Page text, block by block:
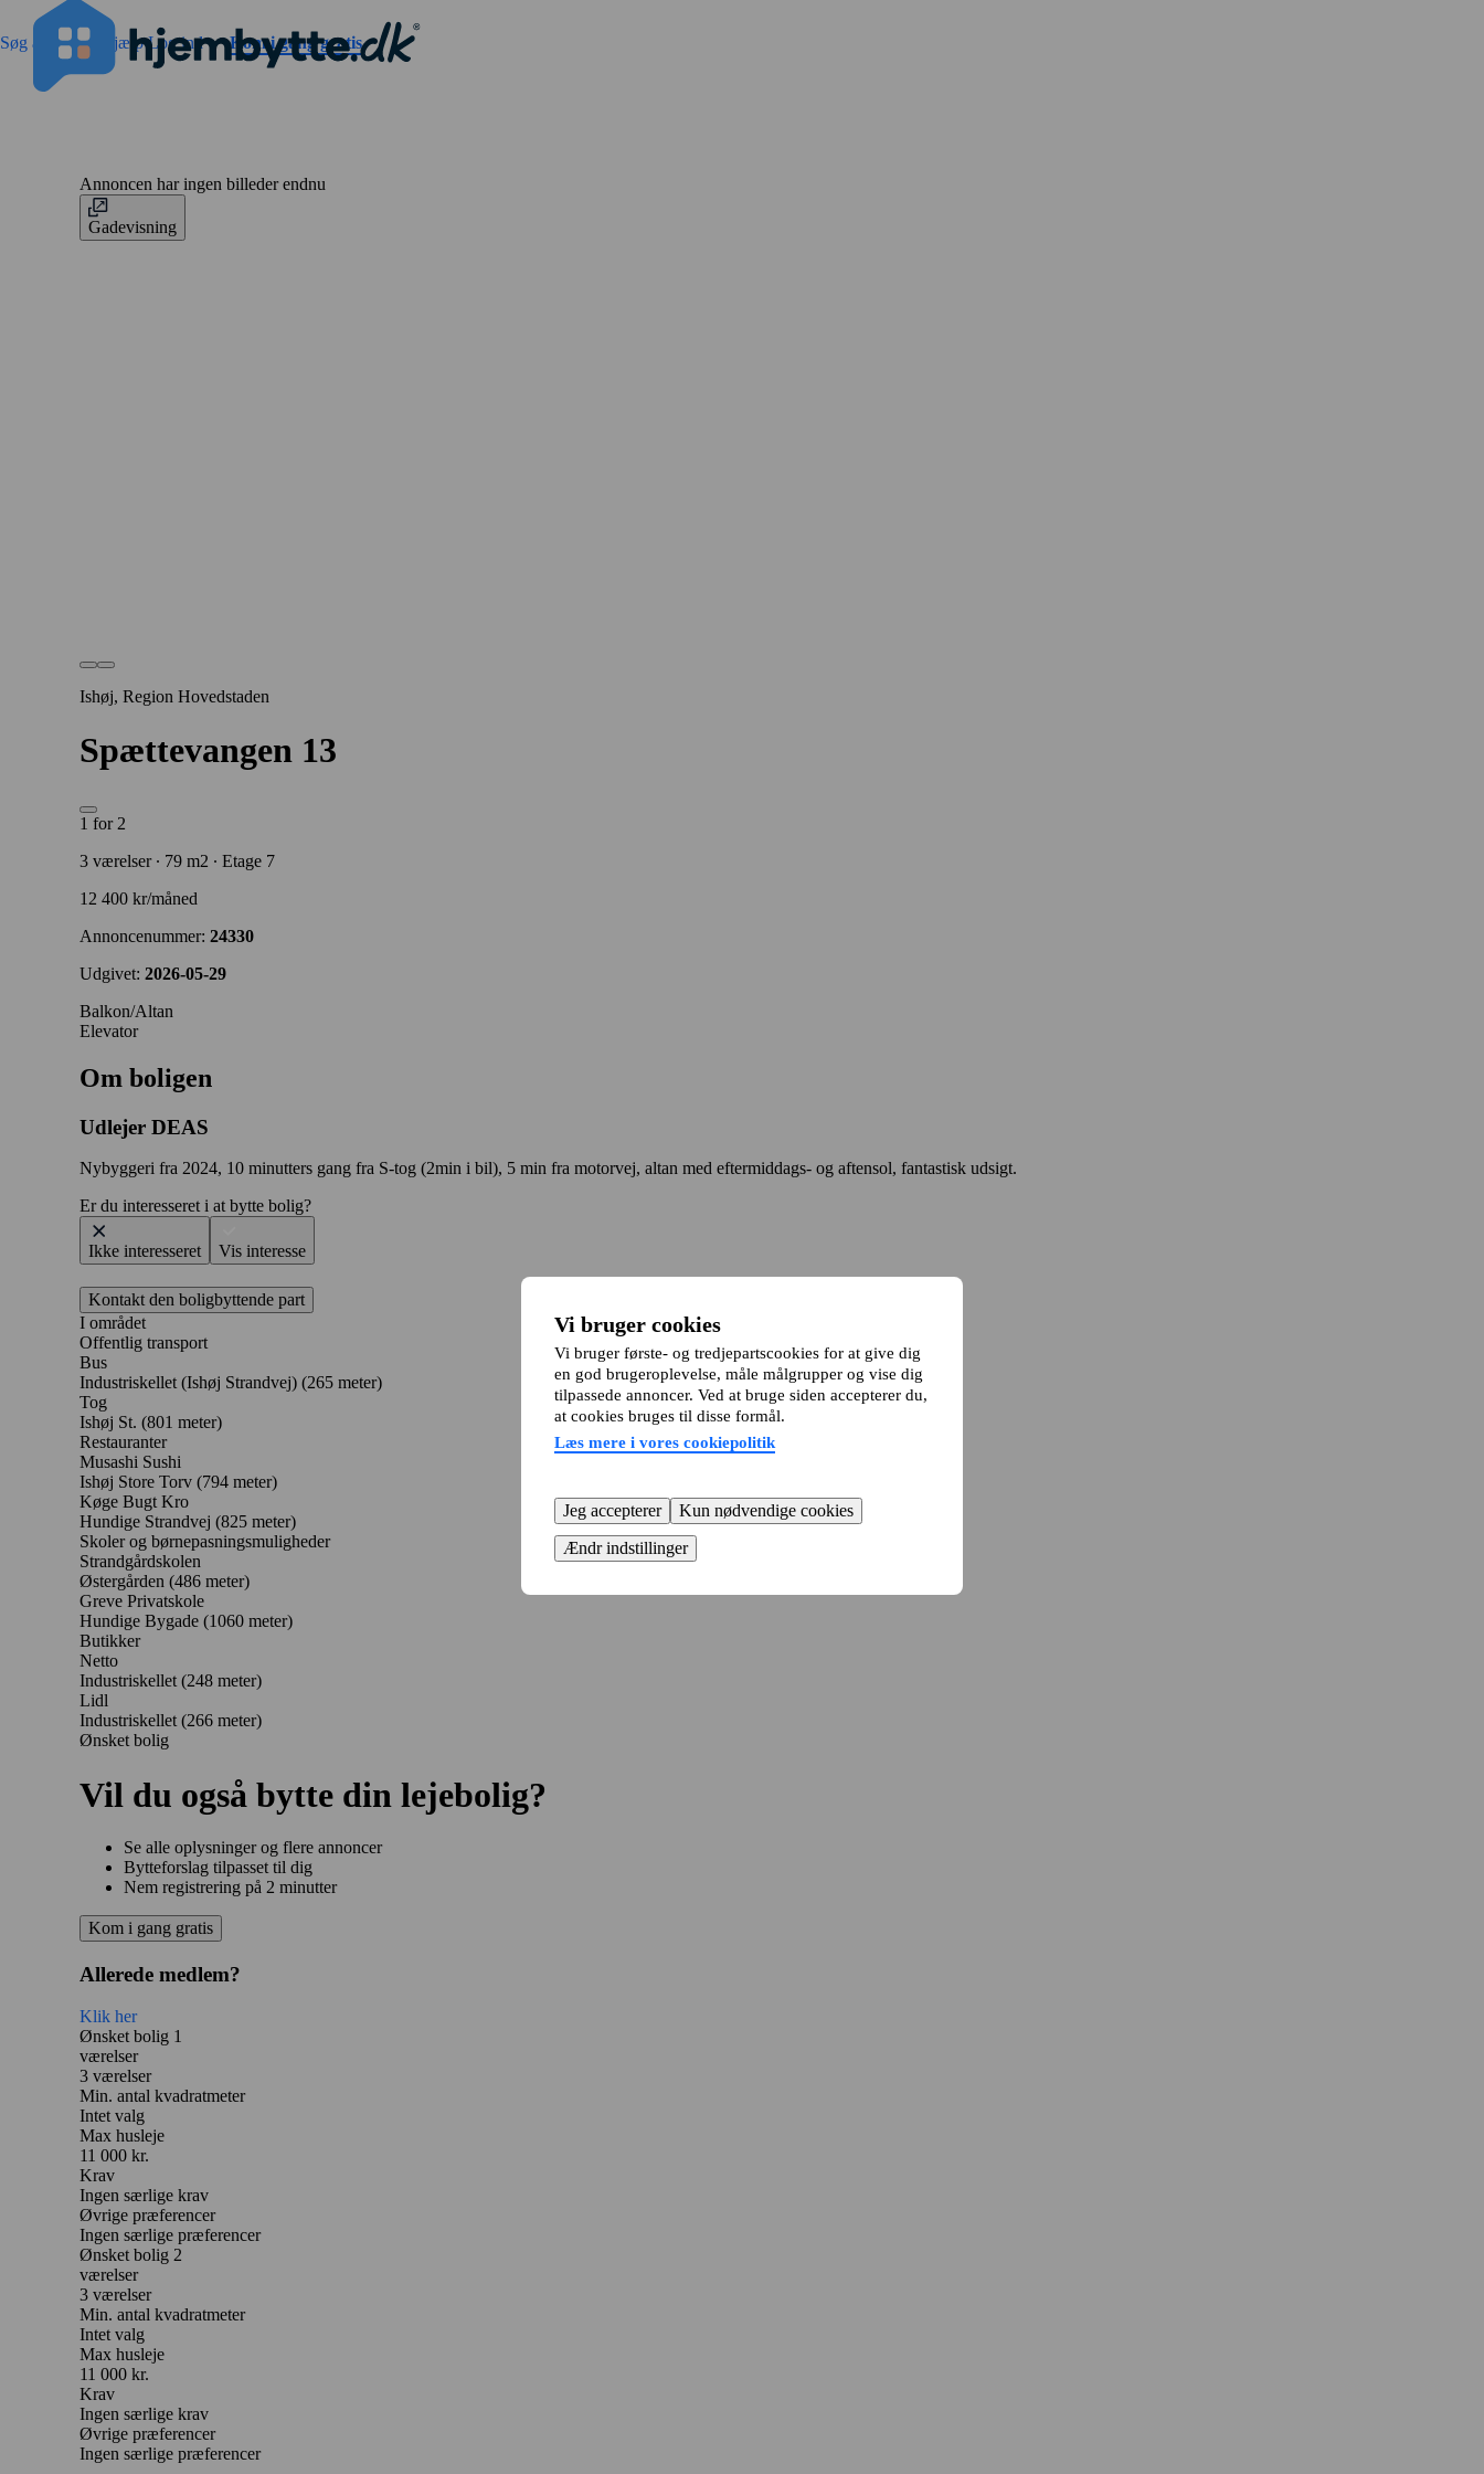
Gå til sidens indhold
Vi bruger cookies
Vi bruger første- og tredjepartscookies for at give dig
en god brugeroplevelse, måle målgrupper og vise dig
tilpassede annoncer. Ved at bruge siden accepterer du,
at cookies bruges til disse formål.
Læs mere i vores cookiepolitik
Jeg accepterer
Kun nødvendige cookies
Ændr indstillinger
Søg annoncer HjælpLog ind Kom i gang gratis
Annoncen har ingen billeder endnu
Gadevisning
Ishøj, Region Hovedstaden
Spættevangen 13
1 for 2
3 værelser ∙ 79 m2 ∙ Etage 7
12 400 kr/måned
Annoncenummer: 24330
Udgivet: 2026-05-29
Balkon/Altan
Elevator
Om boligen
Udlejer DEAS
Nybyggeri fra 2024, 10 minutters gang fra S-tog (2min i bil), 5 min fra motorvej, altan med eftermiddags- og aftensol, fantastisk udsigt.
Er du interesseret i at bytte bolig?
Ikke interesseret Vis interesse
Kontakt den boligbyttende part
I området
Offentlig transport
Bus
Industriskellet (Ishøj Strandvej) (265 meter)
Tog
Ishøj St. (801 meter)
Restauranter
Musashi Sushi
Ishøj Store Torv (794 meter)
Køge Bugt Kro
Hundige Strandvej (825 meter)
Skoler og børnepasningsmuligheder
Strandgårdskolen
Østergården (486 meter)
Greve Privatskole
Hundige Bygade (1060 meter)
Butikker
Netto
Industriskellet(248 meter)
Lidl
Industriskellet(266 meter)
Ønsket bolig
Vil du også bytte din lejebolig?
Se alle oplysninger og flere annoncer
Bytteforslag tilpasset til dig
Nem registrering på 2 minutter
Kom i gang gratis
Allerede medlem?
Klik her
Ønsket bolig 1
værelser
3 værelser
Min. antal kvadratmeter
Intet valg
Max husleje
11 000 kr.
Krav
Ingen særlige krav
Øvrige præferencer
Ingen særlige præferencer
Ønsket bolig 2
værelser
3 værelser
Min. antal kvadratmeter
Intet valg
Max husleje
11 000 kr.
Krav
Ingen særlige krav
Øvrige præferencer
Ingen særlige præferencer